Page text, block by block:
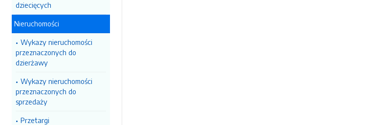
dziecięcych
Nieruchomości
Wykazy nieruchomości
przeznaczonych do
dzierżawy
Wykazy nieruchomości
przeznaczonych do
sprzedaży
Przetargi